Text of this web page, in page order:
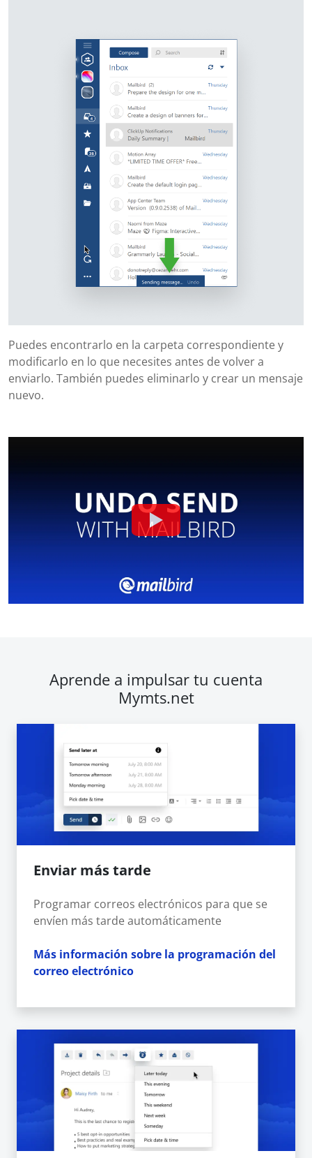
Puedes encontrarlo en la carpeta correspondiente y
modificarlo en lo que necesites antes de volver a
enviarlo. También puedes eliminarlo y crear un mensaje
nuevo.
Aprende a impulsar tu cuenta
Mymts.net
Enviar más tarde
Programar correos electrónicos para que se
envíen más tarde automáticamente
Más información sobre la programación del
correo electrónico